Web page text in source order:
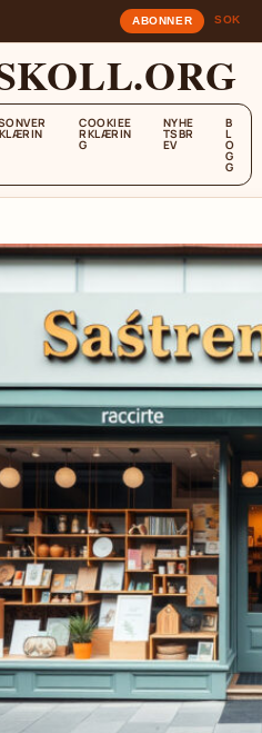
ABONNER SOK
COOKIEE
RKLÆRIN
G
NYHE
TSBR
EV
B
L
O
G
G